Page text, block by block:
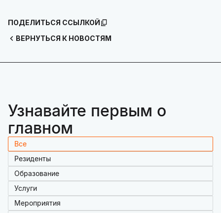
ВЕРНУТЬСЯ К НОВОСТЯМ
ПОДЕЛИТЬСЯ ССЫЛКОЙ
Узнавайте первым о
главном
Все
Резиденты
Образование
Услуги
Мероприятия